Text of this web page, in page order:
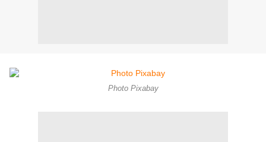
Photo Pixabay